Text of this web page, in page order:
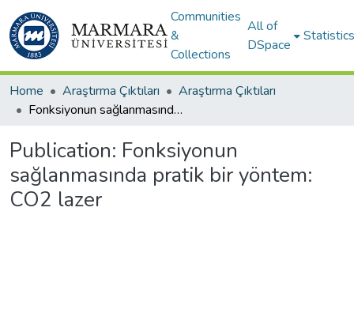
Communities
&
Collections
All of
DSpace
Statistics
Home Araştırma Çıktıları
Araştırma Çıktıları
Fonksiyonun sağlanmasında pratik bir yöntem: CO2 lazer
Publication: Fonksiyonun
sağlanmasında pratik bir yöntem:
CO2 lazer